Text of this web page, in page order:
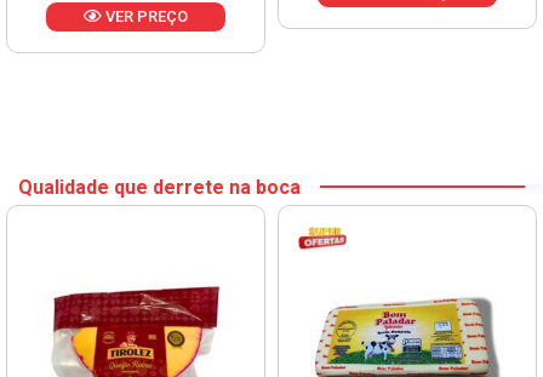
VER PREÇO
Qualidade que derrete na boca